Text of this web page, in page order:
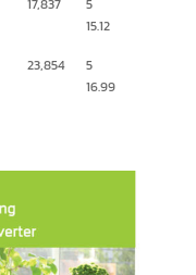
17,837
5
15.12
23,854
5
16.99